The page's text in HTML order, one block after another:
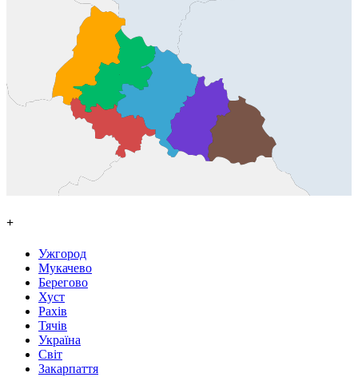
+
Ужгород
Мукачево
Берегово
Хуст
Рахів
Тячів
Україна
Світ
Закарпаття